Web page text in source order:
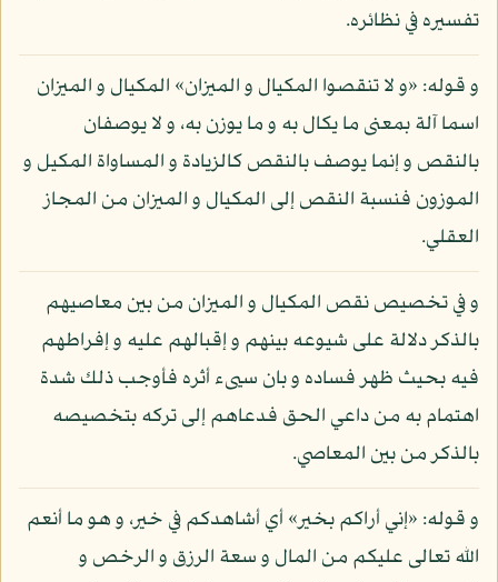
تفسيره في نظائره.
و قوله: «و لا تنقصوا المكيال و الميزان» المكيال و الميزان
اسما آلة بمعنى ما يكال به و ما يوزن به، و لا يوصفان
بالنقص و إنما يوصف بالنقص كالزيادة و المساواة المكيل و
الموزون فنسبة النقص إلى المكيال و الميزان من المجاز
العقلي.
و في تخصيص نقص المكيال و الميزان من بين معاصيهم
بالذكر دلالة على شيوعه بينهم و إقبالهم عليه و إفراطهم
فيه بحيث ظهر فساده و بان سيىء أثره فأوجب ذلك شدة
اهتمام به من داعي الحق فدعاهم إلى تركه بتخصيصه
بالذكر من بين المعاصي.
و قوله: «إني أراكم بخير» أي أشاهدكم في خير، و هو ما أنعم
الله تعالى عليكم من المال و سعة الرزق و الرخص و